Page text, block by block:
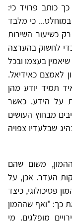
כותב פרויד כי:
במוחלט... כי מלבד
כשיעור השירות
לחשוק בהערצה
בעצמו ובכל
לאמצם כאידיאל.
תמיד יודע מהן
על הידע. כאשר
מבחוץ העושים
שבלעדיו צפויה
משום שהם
העדר. אכן, על
פסיכולוגי, כיצד
כך: "ואף שההמון
מופלגים. מי